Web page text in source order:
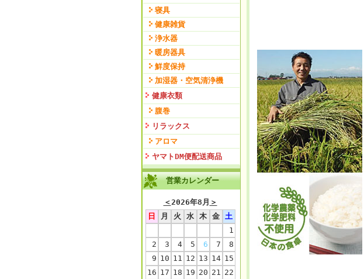
寝具
健康雑貨
浄水器
暖房器具
鮮度保持
加湿器・空気清浄機
健康衣類
腹巻
リラックス
アロマ
ヤマトDM便配送商品
営業カレンダー
＜2026年8月 ＞
日
月 火 水 木 金 土
1
2
3 4 5 6 7
8
9 10 11 12 13 14 15
16 17 18 19 20 21 22